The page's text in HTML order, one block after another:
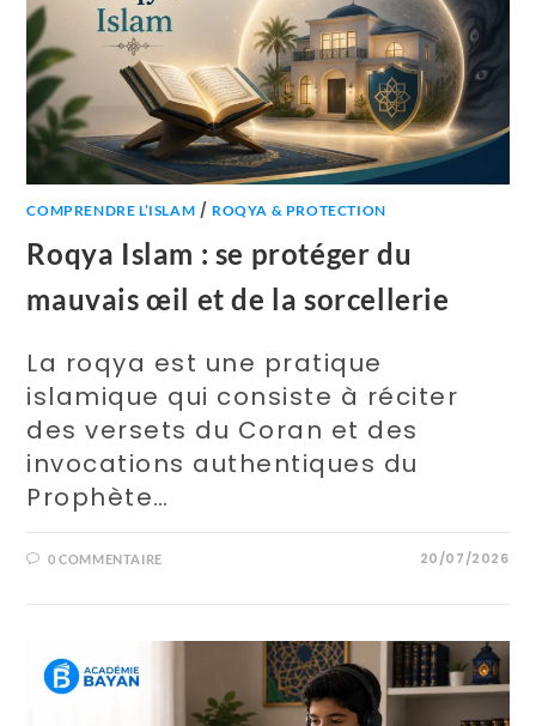
COMPRENDRE L’ISLAM / ROQYA & PROTECTION
Roqya Islam : se protéger du
mauvais œil et de la sorcellerie
La roqya est une pratique
islamique qui consiste à réciter
des versets du Coran et des
invocations authentiques du
Prophète…
0 COMMENTAIRE 20/07/2026